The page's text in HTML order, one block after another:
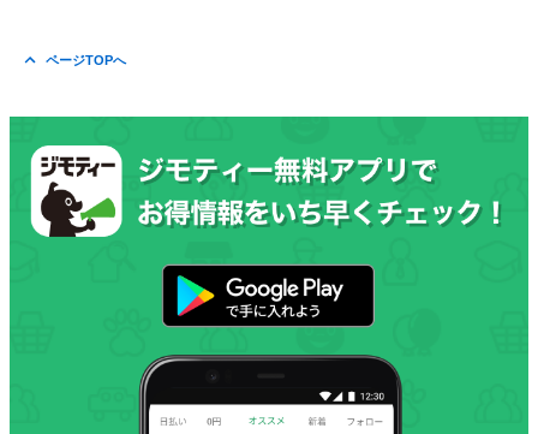
ページTOPへ